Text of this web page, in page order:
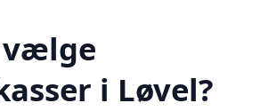
i Løvel?